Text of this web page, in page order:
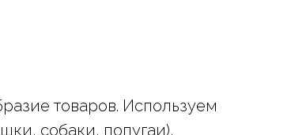
товаров. Используем
собаки, попугаи),